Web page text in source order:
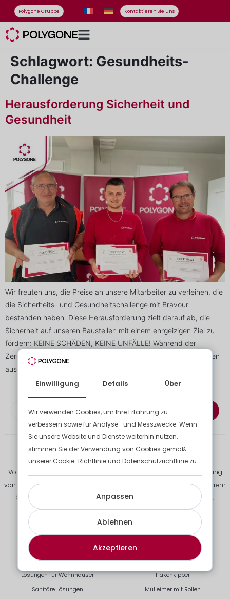
Polygone Gruppe Kontaktieren Sie uns
Schlagwort: Gesundheits-
Challenge
Herausforderung Sicherheit und
Gesundheit
Wir freuten uns, die Preise an unsere Mitarbeiter zu verleihen, die
die Sicherheits- und Gesundheitschallenge mit Bravour
bestanden haben. Diese Herausforderung zielt darauf ab, die
Sicherheit auf unseren Baustellen mit einem ehrgeizigen Ziel zu
fördern: KEINE SCHÄDEN, KEINE UNFÄLLE! Während der
Zeremonie wurden fünf Kollegen aus verschiedenen Abteilungen
ausgezeichnet. Jeder […]
Abonnieren Sie den Newsletter
Vom Abriss über die Entsorgung der Baustellenabfälle, die Einrichtung
von Aufenthaltsräumen für Ihre Teams bis hin zur Fertigstellung in Ihrem
Garten bieten wir Ihnen eine zuverlässige und sichere Begleitung.
Modulare Lösungen
Maßgeschneiderte Lösungen
Lösungen für Wohnhäuser
Sanitäre Lösungen
Lösungen für Abfall
Sammlung Ihrer Abfälle
Kettenkipper
Hakenkipper
Mülleimer mit Rollen
Einwilligung Details Über
Wir verwenden Cookies, um Ihre Erfahrung zu
verbessern sowie für Analyse- und Messzwecke. Wenn
Sie unsere Website und Dienste weiterhin nutzen,
stimmen Sie der Verwendung von Cookies gemäß
unserer Cookie-Richtlinie und Datenschutzrichtlinie zu.
Akzeptieren
Ablehnen
Anpassen